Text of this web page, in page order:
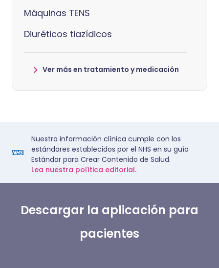
Máquinas TENS
Diuréticos tiazídicos
Ver más en tratamiento y medicación
Nuestra información clínica cumple con los
estándares establecidos por el NHS en su guía
Estándar para Crear Contenido de Salud.
Lea nuestra política editorial.
Descargar la aplicación para
pacientes